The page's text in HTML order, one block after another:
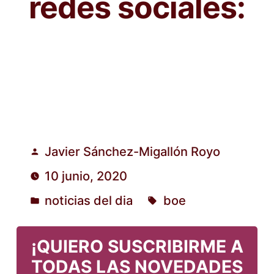
Publicado
por
Javier Sánchez-Migallón Royo
10 junio, 2020
Publicado
en
noticias del dia boe
¡QUIERO SUSCRIBIRME A
TODAS LAS NOVEDADES